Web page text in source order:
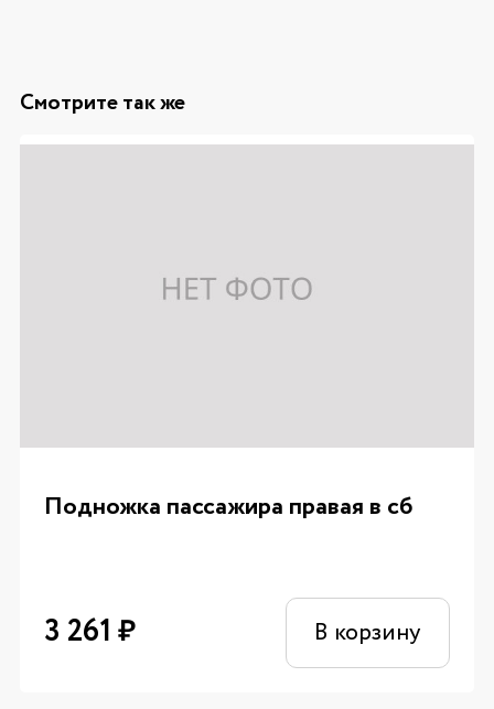
Смотрите так же
Подножка пассажира правая в сб
3 261 ₽ В корзину